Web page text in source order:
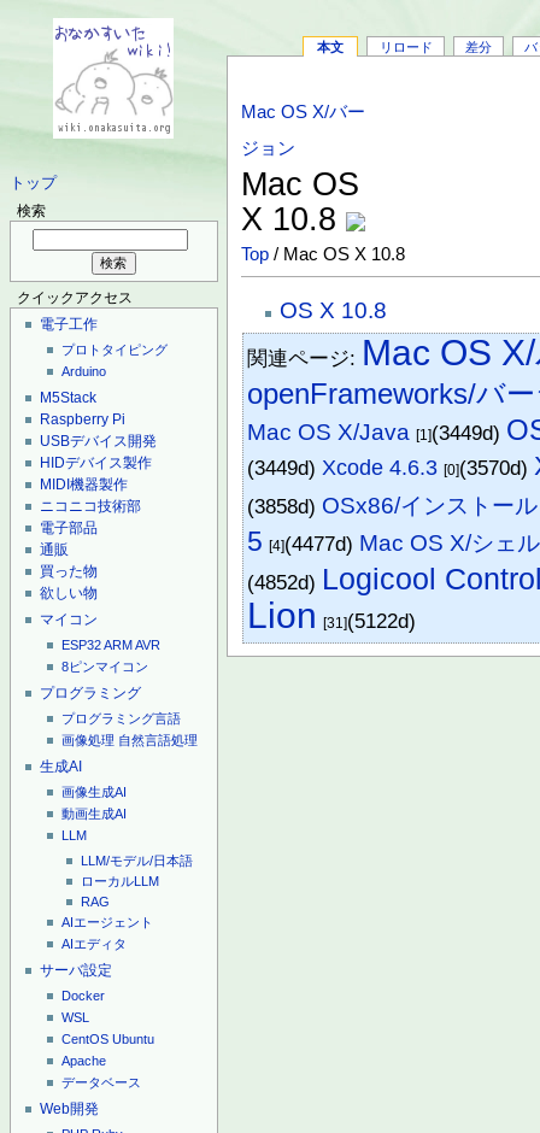
トップ
検索
クイックアクセス
電子工作
プロトタイピング
Arduino
M5Stack
Raspberry Pi
USBデバイス開発
HIDデバイス製作
MIDI機器製作
ニコニコ技術部
電子部品
通販
買った物
欲しい物
マイコン
ESP32ARMAVR
8ピンマイコン
プログラミング
プログラミング言語
画像処理 自然言語処理
生成AI
画像生成AI
動画生成AI
LLM
LLM/モデル/日本語
ローカルLLM
RAG
AIエージェント
AIエディタ
サーバ設定
Docker
WSL
CentOS Ubuntu
Apache
データベース
Web開発
本文 リロード 差分 バ
Mac OS X/バー
ジョン
Mac OS
X 10.8
Top / Mac OS X 10.8
OS X 10.8
関連ページ: Mac OS
openFrameworks/バ
Mac OS X/Java [1](3449d)
(3449d) Xcode 4.6.3 [0](3570d)
(3858d) OSx86/インストール
5 [4](4477d) Mac OS X/シェル
(4852d) Logicool
Lion [31](5122d)